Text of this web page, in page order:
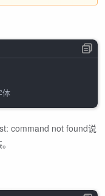
command not found说